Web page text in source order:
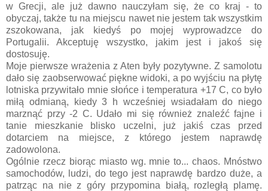
w Grecji, ale już dawno nauczyłam się, że co kraj - to
obyczaj, także tu na miejscu nawet nie jestem tak wszystkim
zszokowana, jak kiedyś po mojej wyprowadzce do
Portugalii. Akceptuję wszystko, jakim jest i jakoś się
dostosuję.
Moje pierwsze wrażenia z Aten były pozytywne. Z samolotu
dało się zaobserwować piękne widoki, a po wyjściu na płytę
lotniska przywitało mnie słońce i temperatura +17 C, co było
miłą odmianą, kiedy 3 h wcześniej wsiadałam do niego
marznąć przy -2 C. Udało mi się również znaleźć fajne i
tanie mieszkanie blisko uczelni, już jakiś czas przed
dotarciem na miejsce, z którego jestem naprawdę
zadowolona.
Ogólnie rzecz biorąc miasto wg. mnie to... chaos. Mnóstwo
samochodów, ludzi, do tego jest naprawdę bardzo duże, a
patrząc na nie z góry przypomina białą, rozległą plamę.